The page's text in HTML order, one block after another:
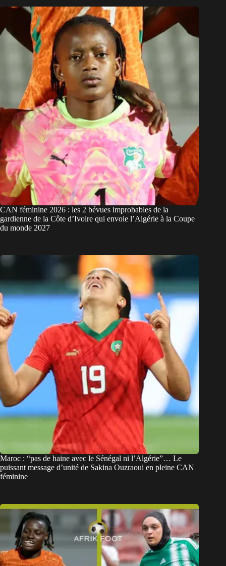
CAN féminine 2026 : les 2 bévues improbables de la
gardienne de la Côte d’Ivoire qui envoie l’Algérie à la Coupe
du monde 2027
Maroc : “pas de haine avec le Sénégal ni l’Algérie”… Le
puissant message d’unité de Sakina Ouzraoui en pleine CAN
féminine